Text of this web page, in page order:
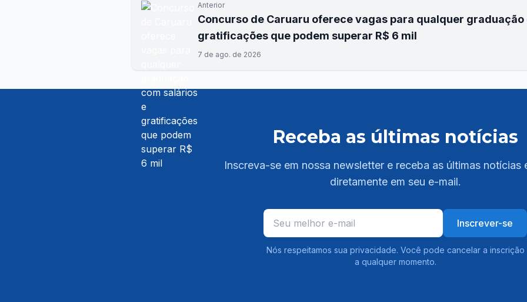
Anterior
Concurso de Caruaru oferece vagas para qualquer graduação
gratificações que podem superar R$ 6 mil
7 de ago. de 2026
Receba as últimas notícias
Inscreva-se em nossa newsletter e receba as últimas notícias
diretamente em seu e-mail.
Inscrever-se
Nós respeitamos sua privacidade. Você pode cancelar a inscrição
a qualquer momento.